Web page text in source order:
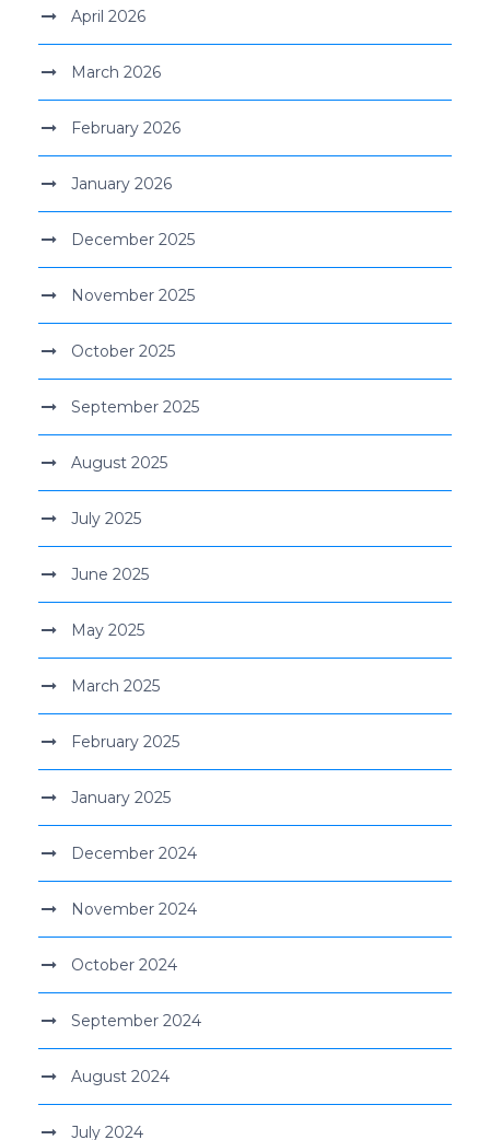
April 2026
March 2026
February 2026
January 2026
December 2025
November 2025
October 2025
September 2025
August 2025
July 2025
June 2025
May 2025
March 2025
February 2025
January 2025
December 2024
November 2024
October 2024
September 2024
August 2024
July 2024